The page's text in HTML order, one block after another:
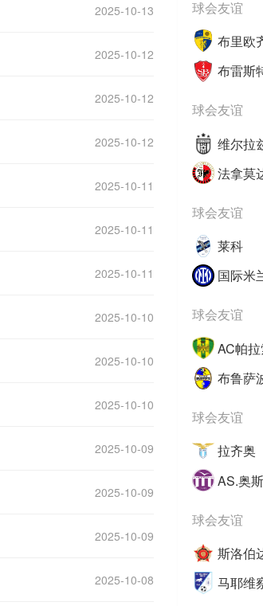
2025-10-13
2025-10-12
2025-10-12
2025-10-12
2025-10-11
2025-10-11
2025-10-11
2025-10-10
2025-10-10
2025-10-10
2025-10-09
2025-10-09
2025-10-09
2025-10-08
球会友谊
布里欧
布雷斯
球会友谊
维尔拉
法拿莫
球会友谊
莱科
国际米
球会友谊
AC帕
布鲁萨
球会友谊
拉齐奥
AS.奥
球会友谊
斯洛伯
马耶维